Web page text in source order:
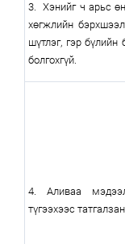
3. Хэнийг ч арьс
хөгжлийн
шүтлэг, гэр бүлийн
болгохгүй.
4. Аливаа
түгээхээс